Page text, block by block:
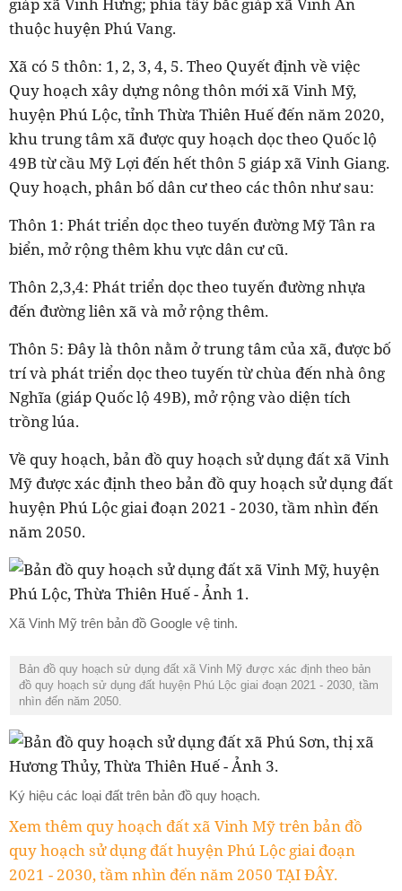
thuộc huyện Phú Vang.
Xã có 5 thôn: 1, 2, 3, 4, 5. Theo Quyết định về việc
Quy hoạch xây dựng nông thôn mới xã Vinh Mỹ,
huyện Phú Lộc, tỉnh Thừa Thiên Huế đến năm 2020,
khu trung tâm xã được quy hoạch dọc theo Quốc lộ
49B từ cầu Mỹ Lợi đến hết thôn 5 giáp xã Vinh Giang.
Quy hoạch, phân bố dân cư theo các thôn như sau:
Thôn 1: Phát triển dọc theo tuyến đường Mỹ Tân ra
biển, mở rộng thêm khu vực dân cư cũ.
Thôn 2,3,4: Phát triển dọc theo tuyến đường nhựa
đến đường liên xã và mở rộng thêm.
Thôn 5: Đây là thôn nằm ở trung tâm của xã, được bố
trí và phát triển dọc theo tuyến từ chùa đến nhà ông
Nghĩa (giáp Quốc lộ 49B), mở rộng vào diện tích
trồng lúa.
Về quy hoạch, bản đồ quy hoạch sử dụng đất xã Vinh
Mỹ được xác định theo bản đồ quy hoạch sử dụng đất
huyện Phú Lộc giai đoạn 2021 - 2030, tầm nhìn đến
năm 2050.
Xã Vinh Mỹ trên bản đồ Google vệ tinh.
Bản đồ quy hoạch sử dụng đất xã Vinh Mỹ được xác định theo bản
đồ quy hoạch sử dụng đất huyện Phú Lộc giai đoạn 2021 - 2030, tầm
nhìn đến năm 2050.
Ký hiệu các loại đất trên bản đồ quy hoạch.
Xem thêm quy hoạch đất xã Vinh Mỹ trên bản đồ
quy hoạch sử dụng đất huyện Phú Lộc giai đoạn
2021 - 2030, tầm nhìn đến năm 2050 TẠI ĐÂY.